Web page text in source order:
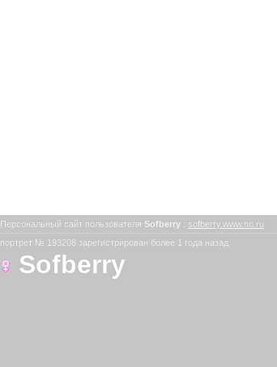
Персональный сайт пользователя Sofberry : sofberry.www.nn.ru
портрет № 193208 зарегистрирован более 1 года назад
Sofberry